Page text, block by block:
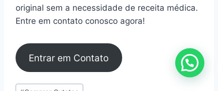
original sem a necessidade de receita médica.
Entre em contato conosco agora!
Entrar em Contato
Tags